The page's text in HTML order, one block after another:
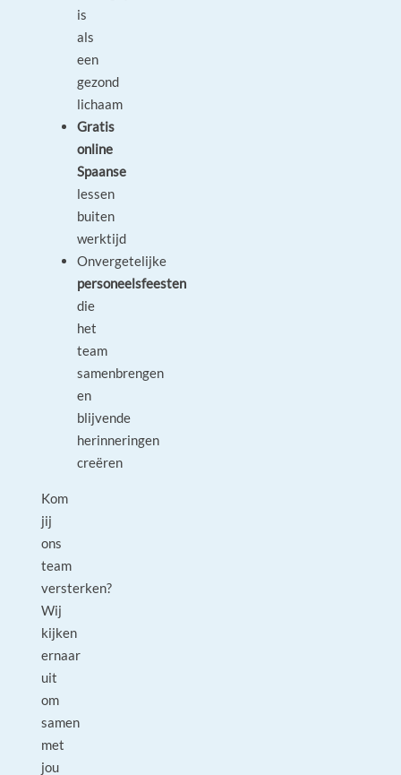
is
als
een
gezond
lichaam
Gratis
online
Spaanse
lessen
buiten
werktijd
Onvergetelijke
personeelsfeesten
die
het
team
samenbrengen
en
blijvende
herinneringen
creëren
Kom
jij
ons
team
versterken?
Wij
kijken
ernaar
uit
om
samen
met
jou